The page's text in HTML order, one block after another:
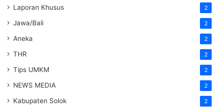
Laporan Khusus 2
Jawa/Bali 2
Aneka 2
THR 2
Tips UMKM 2
NEWS MEDIA 2
Kabupaten Solok 2